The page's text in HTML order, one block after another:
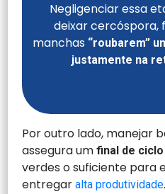
Negligenciar essa
deixar cercóspora,
manchas “roubarem”
justamente na
Por outro lado, manejar
assegura umfinal de
verdes o suficiente para
entregaralta produtividade.